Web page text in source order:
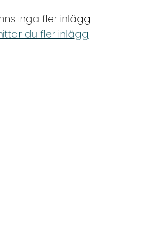
inga fler inlägg
du fler inlägg